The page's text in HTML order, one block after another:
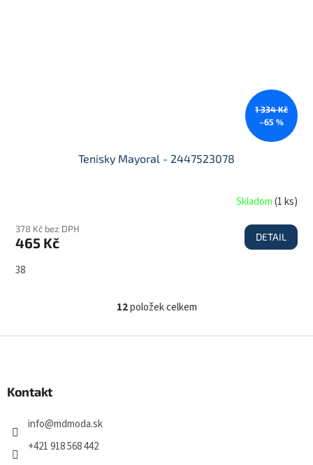
1 334 Kč
–65 %
Tenisky Mayoral - 2447523078
Skladom(1 ks)
378 Kč bez DPH
465 Kč DETAIL
38
O
l
12položek celkem
Kontakt
info@mdmoda.sk
+421 918 568 442